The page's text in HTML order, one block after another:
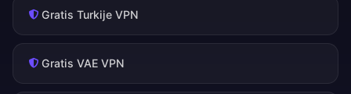
Gratis Turkije VPN
Gratis VAE VPN